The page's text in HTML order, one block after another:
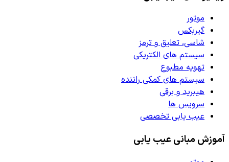
موتور
گیربکس
شاسی، تعلیق و ترمز
سیستم های الکتریکی
تهویه مطبوع
سیستم های کمکی راننده
هیبرید و برقی
سرویس ها
عیب یابی تخصصی
آموزش مبانی عیب یابی